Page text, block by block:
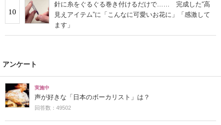
10
針に糸をぐるぐる巻き付けるだけで…… 完成した“高
見えアイテム”に「こんなに可愛いお花に」「感激して
ます」
アンケート
実施中
声が好きな「日本のボーカリスト」は？
回答数：49502